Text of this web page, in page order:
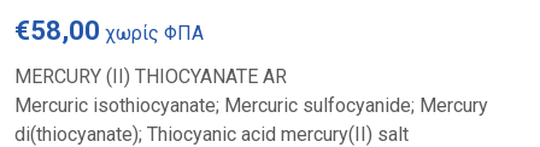
€58,00 χωρίς ΦΠΑ
MERCURY (II) THIOCYANATE AR
Mercuric isothiocyanate; Mercuric sulfocyanide; Mercury
di(thiocyanate); Thiocyanic acid mercury(II) salt